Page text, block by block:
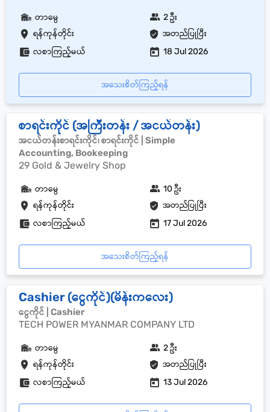
ရန်ကုန်တိုင်း အတည်ပြုပြီး
တာမွေ 2 ဦး
လစာကြည့်မယ် 18 Jul 2026
အသေးစိတ်ကြည့်ရန်
စာရင်းကိုင် (အကြီးတန်း / အငယ်တန်း)
အငယ်တန်းစာရင်းကိုင်၊ စာရင်းကိုင် | Simple
Accounting, Bookeeping
29 Gold & Jewelry Shop
ရန်ကုန်တိုင်း အတည်ပြုပြီး
တာမွေ 10 ဦး
လစာကြည့်မယ် 17 Jul 2026
အသေးစိတ်ကြည့်ရန်
Cashier (ငွေကိုင်)(မိန်းကလေး)
ငွေကိုင် | Cashier
TECH POWER MYANMAR COMPANY LTD
ရန်ကုန်တိုင်း အတည်ပြုပြီး
တာမွေ 2 ဦး
လစာကြည့်မယ် 13 Jul 2026